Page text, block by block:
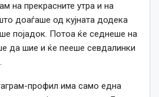
на прекрасните утра и на
доаѓаше од кујната додека
појадок. Потоа ќе седнеше на
да шие и ќе пееше севдалинки
профил има само една